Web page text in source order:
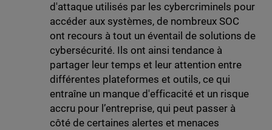
d'attaque utilisés par les cybercriminels pour
accéder aux systèmes, de nombreux SOC
ont recours à tout un éventail de solutions de
cybersécurité. Ils ont ainsi tendance à
partager leur temps et leur attention entre
différentes plateformes et outils, ce qui
entraîne un manque d'efficacité et un risque
accru pour l’entreprise, qui peut passer à
côté de certaines alertes et menaces